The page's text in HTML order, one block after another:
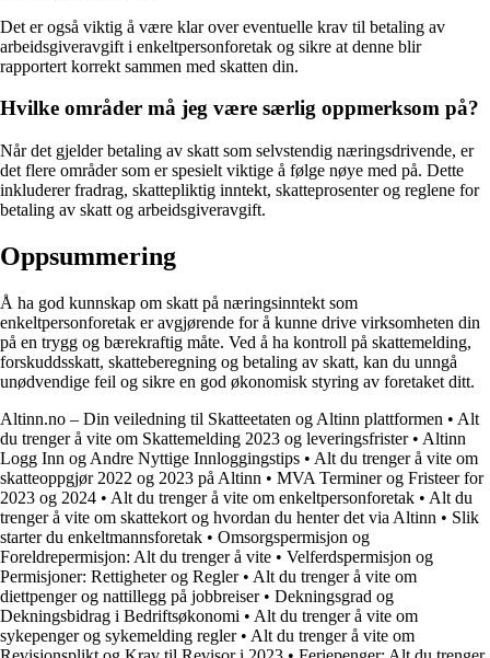
Det er også viktig å være klar over eventuelle krav til betaling av
arbeidsgiveravgift i enkeltpersonforetak og sikre at denne blir
rapportert korrekt sammen med skatten din.
Hvilke områder må jeg være særlig oppmerksom på?
Når det gjelder betaling av skatt som selvstendig næringsdrivende, er
det flere områder som er spesielt viktige å følge nøye med på. Dette
inkluderer fradrag, skattepliktig inntekt, skatteprosenter og reglene for
betaling av skatt og arbeidsgiveravgift.
Oppsummering
Å ha god kunnskap om skatt på næringsinntekt som
enkeltpersonforetak er avgjørende for å kunne drive virksomheten din
på en trygg og bærekraftig måte. Ved å ha kontroll på skattemelding,
forskuddsskatt, skatteberegning og betaling av skatt, kan du unngå
unødvendige feil og sikre en god økonomisk styring av foretaket ditt.
Altinn.no – Din veiledning til Skatteetaten og Altinn plattformen • Alt
du trenger å vite om Skattemelding 2023 og leveringsfrister• Altinn
Logg Inn og Andre Nyttige Innloggingstips • Alt du trenger å vite om
skatteoppgjør 2022 og 2023 på Altinn • MVA Terminer og Fristeer for
2023 og 2024 • Alt du trenger å vite om enkeltpersonforetak • Alt du
trenger å vite om skattekort og hvordan du henter det via Altinn • Slik
starter du enkeltmannsforetak • Omsorgspermisjon og
Foreldrepermisjon: Alt du trenger å vite • Velferdspermisjon og
Permisjoner: Rettigheter og Regler• Alt du trenger å vite om
diettpenger og nattillegg på jobbreiser• Dekningsgrad og
Dekningsbidrag i Bedriftsøkonomi • Alt du trenger å vite om
sykepenger og sykemelding regler• Alt du trenger å vite om